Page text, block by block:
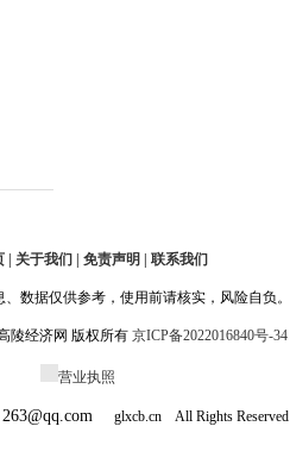
| 关于我们 | 免责声明 | 联系我们
数据仅供参考，使用前请核实，风险自负。
陵经济网 版权所有 京ICP备2022016840号-34
营业执照
glxcb.cn All Rights Reserved